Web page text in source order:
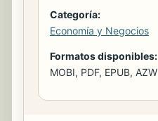
Categoría:
Economía y Negocios
Formatos disponibles:
MOBI, PDF, EPUB, AZW